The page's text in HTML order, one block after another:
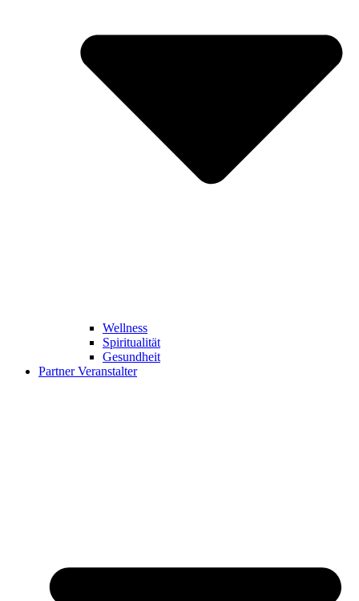
Wellness
Spiritualität
Gesundheit
Partner Veranstalter